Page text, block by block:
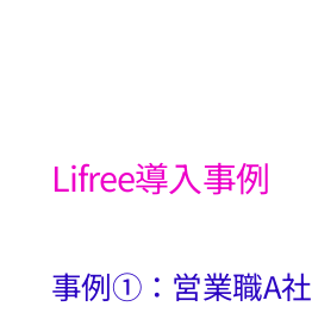
Lifree導入事例
事例①：営業職A社